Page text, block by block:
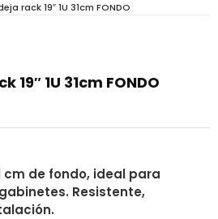
rack 19″ 1U 31cm FONDO
19″ 1U 31cm FONDO
cm de fondo, ideal para
Resistente,